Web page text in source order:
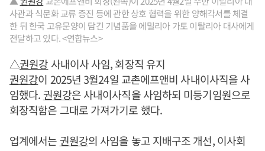
사관과 식문화 교류 증진 등에 관한 상호 협력을 위한 양해각서를 체결
한 뒤 한국 고유문양이 담긴 기념품을 에밀리아 가토 이탈리아 대사에게
전달하고 있다. <연합뉴스>
△권원강 사내이사 사임, 회장직 유지
권원강이 2025년 3월24일 교촌에프앤비 사내이사직을 사
임했다. 권원강은 사내이사직을 사임하되 미등기임원으로
회장직함은 그대로 가져가기로 했다.
업계에서는 권원강의 사임을 놓고 지배구조 개선, 이사회